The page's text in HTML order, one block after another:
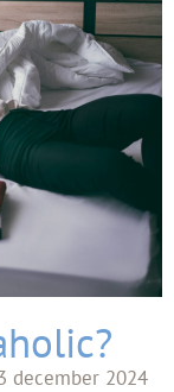
december 2024